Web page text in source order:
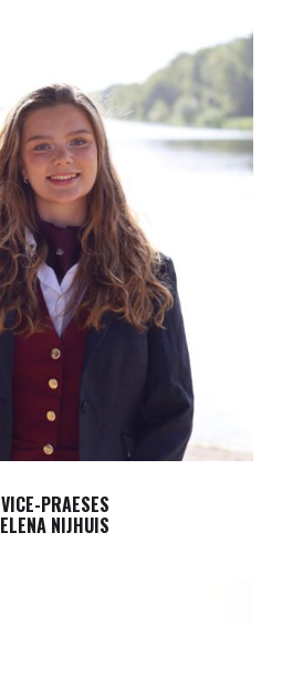
VICE-PRAESES
ELENA NIJHUIS